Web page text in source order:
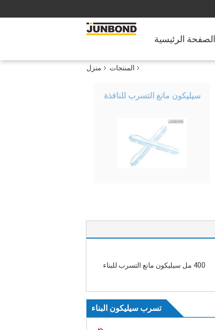
الصفحة الرئيسية
منزل المنتجات
سيليكون مانع التسرب للنافذة
400 مل سيليكون مانع التسرب للبناء
تسرب سيليكون البناء